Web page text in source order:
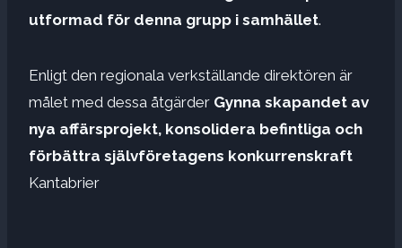
utformad för denna grupp i samhället.
Enligt den regionala verkställande direktören är
målet med dessa åtgärder Gynna skapandet av
nya affärsprojekt, konsolidera befintliga och
förbättra självföretagens konkurrenskraft
Kantabrier